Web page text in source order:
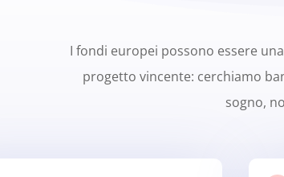
I fondi europei possono essere
progetto vincente: cerchiamo
sogno,